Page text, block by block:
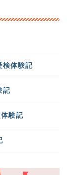
検体験記
記
験記